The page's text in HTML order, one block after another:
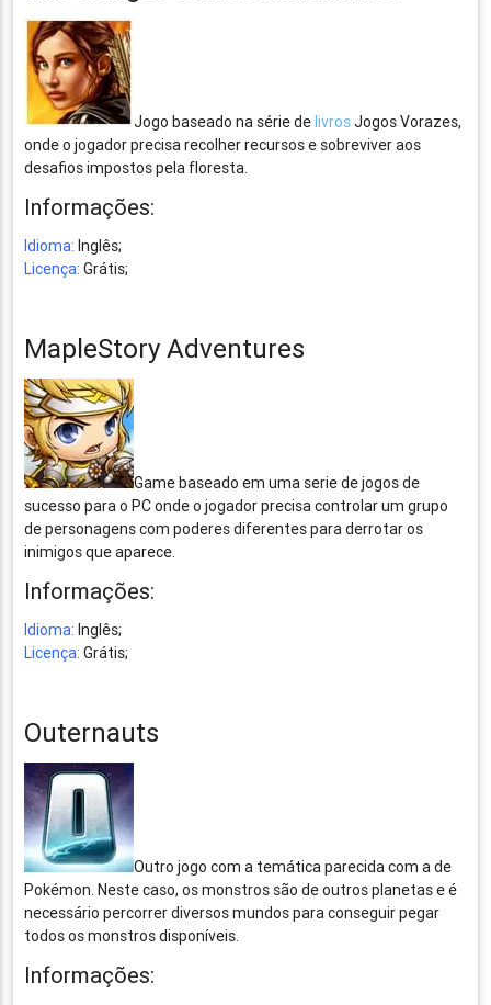
Jogo baseado na série delivrosJogos Vorazes,
onde o jogador precisa recolher recursos e sobreviver aos
desafios impostos pela floresta.
Informações:
Idioma: Inglês;
Licença: Grátis;
MapleStory Adventures
Game baseado em uma serie de jogos de
sucesso para o PC onde o jogador precisa controlar um grupo
de personagens com poderes diferentes para derrotar os
inimigos que aparece.
Informações:
Idioma: Inglês;
Licença: Grátis;
Outernauts
Outro jogo com a temática parecida com a de
Pokémon. Neste caso, os monstros são de outros planetas e é
necessário percorrer diversos mundos para conseguir pegar
todos os monstros disponíveis.
Informações: